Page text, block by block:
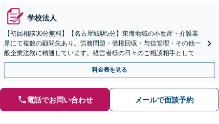
学校法人
【初回相談30分無料】【名古屋城駅5分】東海地域の不動産・介護業
界にて複数の顧問先あり。労務問題・債権回収・与信管理・その他一
般企業法務に精通しています。経営者様の日々のご相談相手として、
法務面から経営を支えます。単発のご依頼も承ります。
料金表を見る
電話でお問い合わせ メールで面談予約